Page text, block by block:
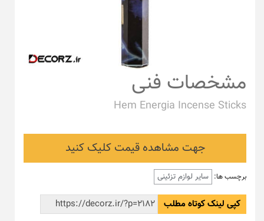
مشخصات فنی
Hem Energia Incense Sticks
جهت مشاهده قیمت کلیک کنید
برچسب ها: سایر لوازم تزئینی
کپی لینک کوتاه مطلب